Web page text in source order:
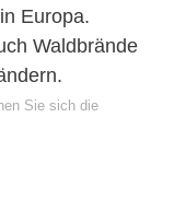
Europa.
Waldbrände
Sie sich die